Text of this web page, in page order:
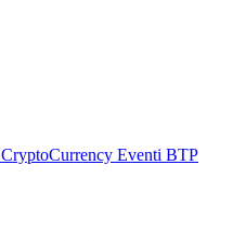
CryptoCurrency Eventi BTP